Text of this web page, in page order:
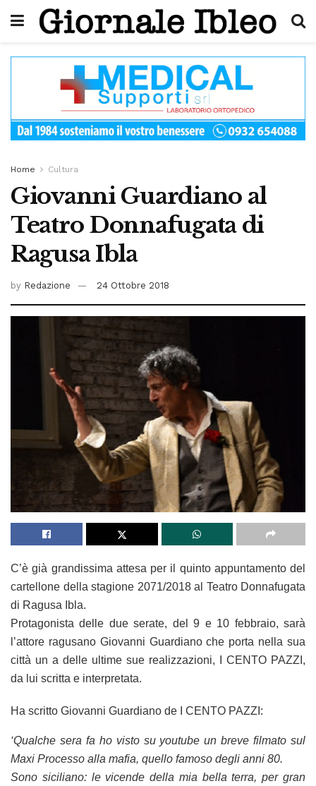
Home Cultura
Giovanni Guardiano al
Teatro Donnafugata di
Ragusa Ibla
by Redazione 24 Ottobre 2018
C’è già grandissima attesa per il quinto appuntamento del
cartellone della stagione 2071/2018 al Teatro Donnafugata
di Ragusa Ibla.
Protagonista delle due serate, del 9 e 10 febbraio, sarà
l’attore ragusano Giovanni Guardiano che porta nella sua
città un a delle ultime sue realizzazioni, I CENTO PAZZI,
da lui scritta e interpretata.
Ha scritto Giovanni Guardiano de I CENTO PAZZI:
‘Qualche sera fa ho visto su youtube un breve filmato sul
Maxi Processo alla mafia, quello famoso degli anni 80.
Sono siciliano: le vicende della mia bella terra, per gran